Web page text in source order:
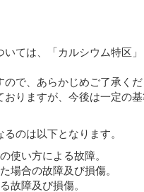
ては、「カルシウム特区
で、あらかじめご了承くだ
りますが、今後は一定の
のは以下となります。
使い方による故障。
合の故障及び損傷。
故障及び損傷。